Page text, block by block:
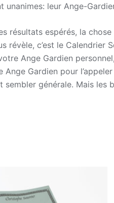
leur Ange-
résultats espérés, la
c’est le Calendrier
Ange Gardien
Ange Gardien pour
générale. Mais